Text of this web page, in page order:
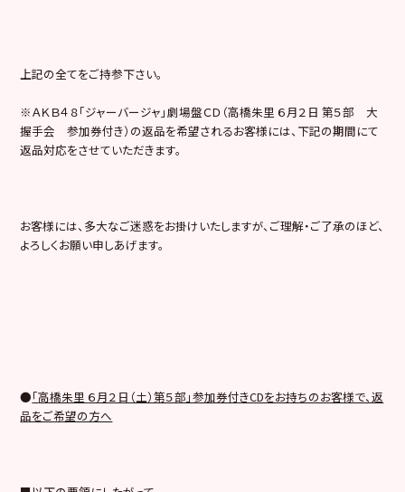
上記の全てをご持参下さい。
※ＡＫＢ４８「ジャーバージャ」劇場盤ＣＤ（高橋朱里 ６月２日 第５部 大
握手会 参加券付き）の返品を希望されるお客様には、下記の期間にて
返品対応をさせていただきます。
お客様には、多大なご迷惑をお掛けいたしますが、ご理解・ご了承のほど、
よろしくお願い申しあげます。
●「高橋朱里 ６月２日（土）第５部」参加券付きCDをお持ちのお客様で、返
品をご希望の方へ